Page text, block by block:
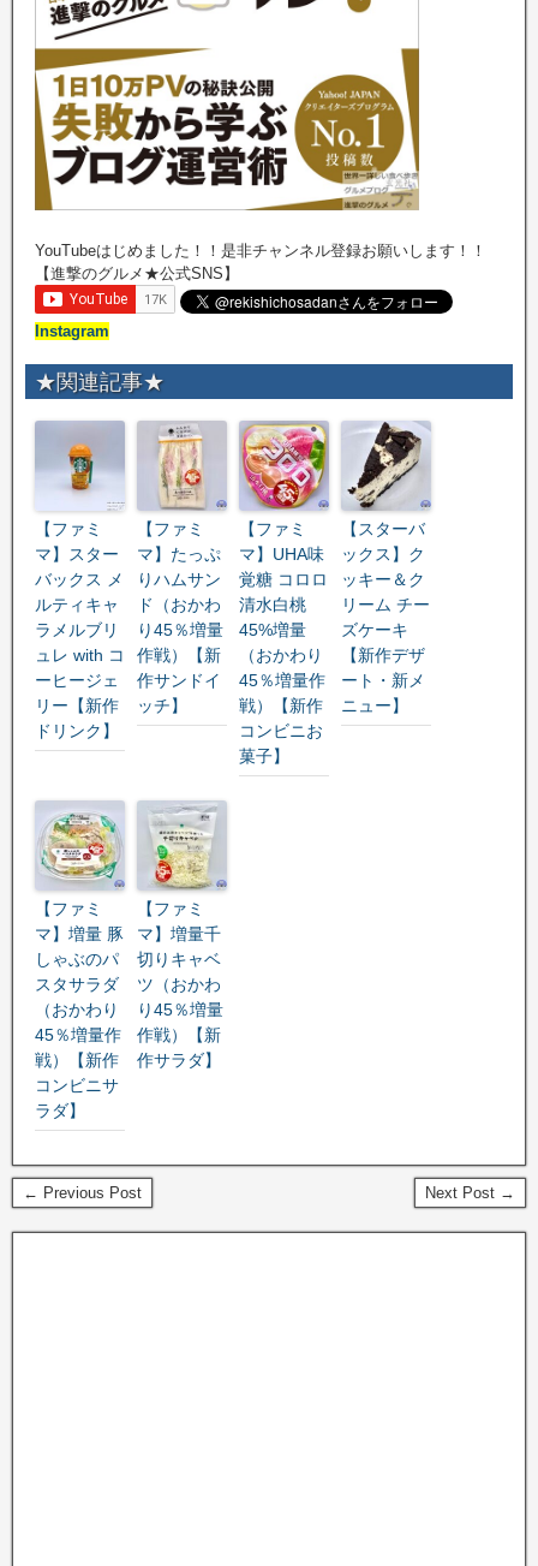
YouTubeはじめました！！是非チャンネル登録お願いします！！
【進撃のグルメ★公式SNS】
Instagram
★関連記事★
【ファミ
マ】スター
バックス メ
ルティキャ
ラメルブリ
ュレ with コ
ーヒージェ
リー【新作
ドリンク】
【ファミ
マ】たっぷ
りハムサン
ド（おかわ
り45％増量
作戦）【新
作サンドイ
ッチ】
【ファミ
マ】UHA味
覚糖 コロロ
清水白桃
45%増量
（おかわり
45％増量作
戦）【新作
コンビニお
菓子】
【スターバ
ックス】ク
ッキー＆ク
リーム チー
ズケーキ
【新作デザ
ート・新メ
ニュー】
【ファミ
マ】増量 豚
しゃぶのパ
スタサラダ
（おかわり
45％増量作
戦）【新作
コンビニサ
ラダ】
【ファミ
マ】増量千
切りキャベ
ツ（おかわ
り45％増量
作戦）【新
作サラダ】
← Previous Post Next Post →